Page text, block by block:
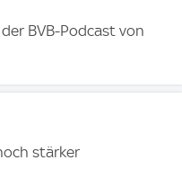
BVB-Podcast von
stärker